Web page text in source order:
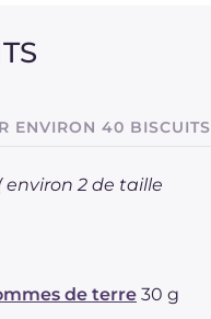
ENVIRON 40 BISCUITS
environ 2 de taille
de terre 30 g